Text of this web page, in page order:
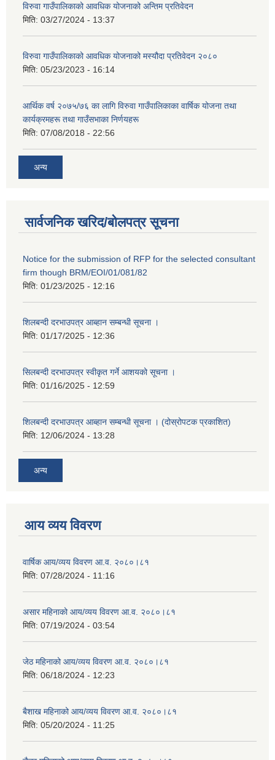
विरुवा गाउँपालिकाको आवधिक योजनाको अन्तिम प्रतिवेदन
मिति: 03/27/2024 - 13:37
विरुवा गाउँपालिकाको आवधिक योजनाको मस्यौदा प्रतिवेदन २०८०
मिति: 05/23/2023 - 16:14
आर्थिक वर्ष २०७५/७६ का लागि विरुवा गाउँपालिकाका वार्षिक योजना तथा
कार्यक्रमहरू तथा गाउँसभाका निर्णयहरू
मिति: 07/08/2018 - 22:56
अन्य
सार्वजनिक खरिद/बोलपत्र सूचना
Notice for the submission of RFP for the selected consultant
firm though BRM/EOI/01/081/82
मिति: 01/23/2025 - 12:16
शिलबन्दी दरभाउपत्र आब्हान सम्बन्धी सूचना ।
मिति: 01/17/2025 - 12:36
सिलबन्दी दरभाउपत्र स्वीकृत गर्ने आशयको सूचना ।
मिति: 01/16/2025 - 12:59
शिलबन्दी दरभाउपत्र आब्हान सम्बन्धी सूचना । (दोस्रोपटक प्रकाशित)
मिति: 12/06/2024 - 13:28
अन्य
आय व्यय विवरण
वार्षिक आय/व्यय विवरण आ.व. २०८०।८१
मिति: 07/28/2024 - 11:16
असार महिनाको आय/व्यय विवरण आ.व. २०८०।८१
मिति: 07/19/2024 - 03:54
जेठ महिनाको आय/व्यय विवरण आ.व. २०८०।८१
मिति: 06/18/2024 - 12:23
बैशाख महिनाको आय/व्यय विवरण आ.व. २०८०।८१
मिति: 05/20/2024 - 11:25